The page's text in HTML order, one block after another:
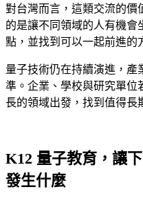
對台灣而言，這類交流的價
的是讓不同領域的人有機會
點，並找到可以一起前進的
量子技術仍在持續演進，產
準。企業、學校與研究單位
長的領域出發，找到值得長
K12 量子教育，讓
發生什麼